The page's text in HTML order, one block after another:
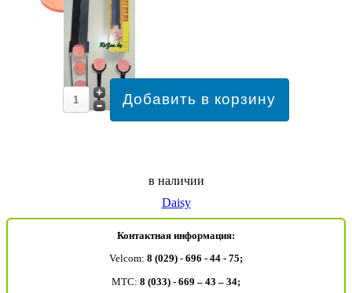
в наличии
Daisy
Контактная информация:
Velcom: 8 (029) - 696 - 44 - 75;
MTC: 8 (033) - 669 – 43 – 34;